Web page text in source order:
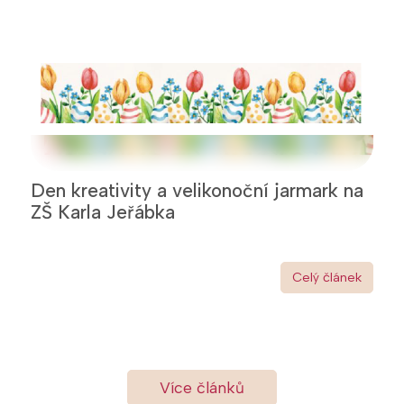
Den kreativity a velikonoční jarmark na
ZŠ Karla Jeřábka
Celý článek
Více článků